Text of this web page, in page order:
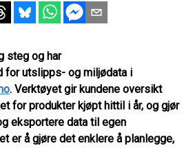
steg og har
for utslipps- og miljødata i
. Verktøyet gir kundene oversikt
for produkter kjøpt hittil i år, og gjør
eksportere data til egen
er å gjøre det enklere å planlegge,